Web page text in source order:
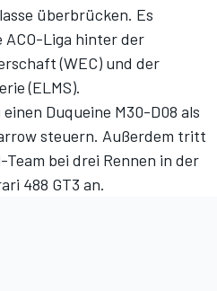
überbrücken. Es
Liga hinter der
(WEC) und der
(ELMS).
Duqueine M30-D08 als
steuern. Außerdem tritt
bei drei Rennen in der
488 GT3 an.